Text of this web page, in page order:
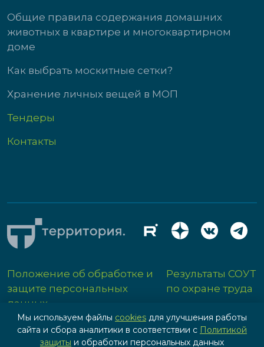
Общие правила содержания домашних
животных в квартире и многоквартирном
доме
Как выбрать москитные сетки?
Хранение личных вещей в МОП
Тендеры
Контакты
Положение об обработке и
защите персональных
данных
Результаты СОУТ
по охране труда
Мы используем файлы cookies для улучшения работы
сайта и сбора аналитики в соответствии с Политикой
защиты и обработки персональных данных